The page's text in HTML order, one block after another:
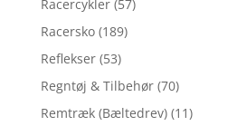
Racercykler (57)
Racersko (189)
Reflekser (53)
Regntøj & Tilbehør (70)
Remtræk (Bæltedrev) (11)